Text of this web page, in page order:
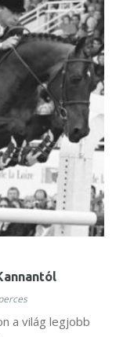
a világ legjobb